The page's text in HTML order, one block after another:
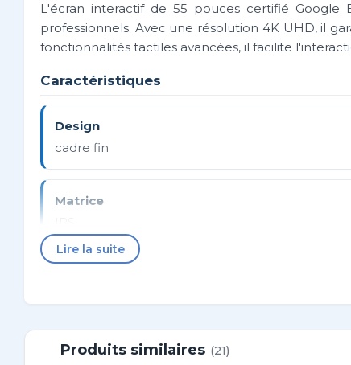
L'écran interactif de 55 pouces certifié Google
professionnels. Avec une résolution 4K UHD, il
fonctionnalités tactiles avancées, il facilite
Caractéristiques
Design
cadre fin
Matrice
3840 x 2160 (8.3 megapixel 4K UHD)
Lire la suite
Produits similaires (21)